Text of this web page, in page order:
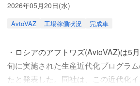
2026年05月20日(水)
AvtoVAZ 工場稼働状況 完成車
・ロシアのアフトワズ(AvtoVAZ)は5
旬に実施された生産近代化プログラ
たと発表した。同社は、この近代化